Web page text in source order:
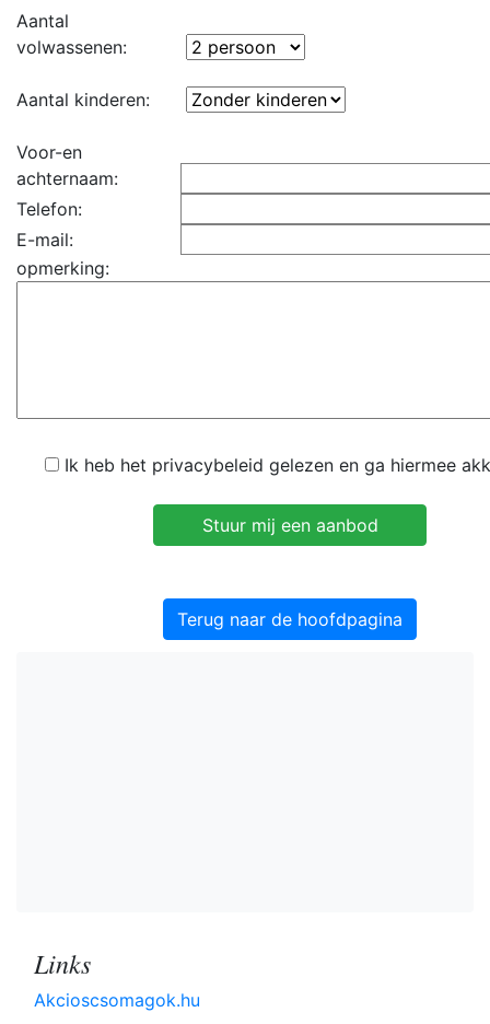
Aantal
volwassenen:
Aantal kinderen:
Voor-en
achternaam:
Telefon:
E-mail:
opmerking:
Ik heb het privacybeleid gelezen en ga hiermee
Terug naar de hoofdpagina
Links
Akcioscsomagok.hu